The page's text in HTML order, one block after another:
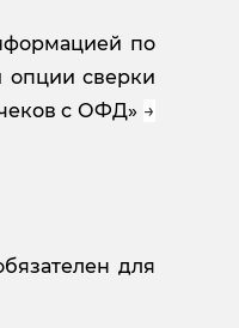
по
опции сверки
с ОФД» →
для